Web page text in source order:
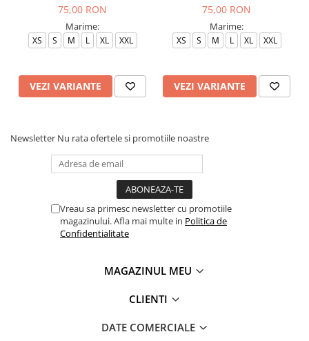
75,00 RON
Marime:
XS S M L XL XXL
VEZI VARIANTE
75,00 RON
Marime:
XS S M L XL XXL
VEZI VARIANTE
Newsletter Nu rata ofertele si promotiile noastre
Vreau sa primesc newsletter cu promotiile
magazinului. Afla mai multe in Politica de
Confidentialitate
MAGAZINUL MEU
CLIENTI
DATE COMERCIALE